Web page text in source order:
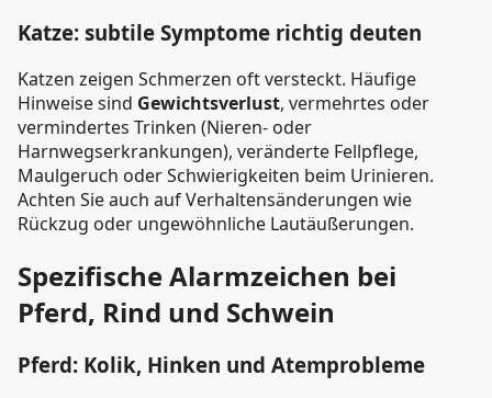
Katze: subtile Symptome richtig deuten
Katzen zeigen Schmerzen oft versteckt. Häufige
Hinweise sind Gewichtsverlust, vermehrtes oder
vermindertes Trinken (Nieren- oder
Harnwegserkrankungen), veränderte Fellpflege,
Maulgeruch oder Schwierigkeiten beim Urinieren.
Achten Sie auch auf Verhaltensänderungen wie
Rückzug oder ungewöhnliche Lautäußerungen.
Spezifische Alarmzeichen bei
Pferd, Rind und Schwein
Pferd: Kolik, Hinken und Atemprobleme